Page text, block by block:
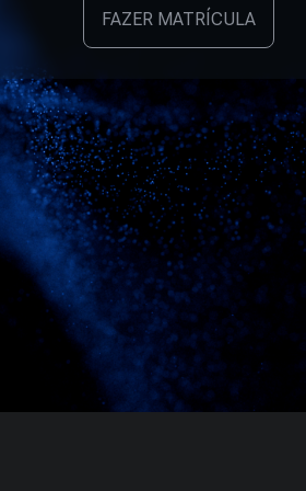
FAZER MATRÍCULA